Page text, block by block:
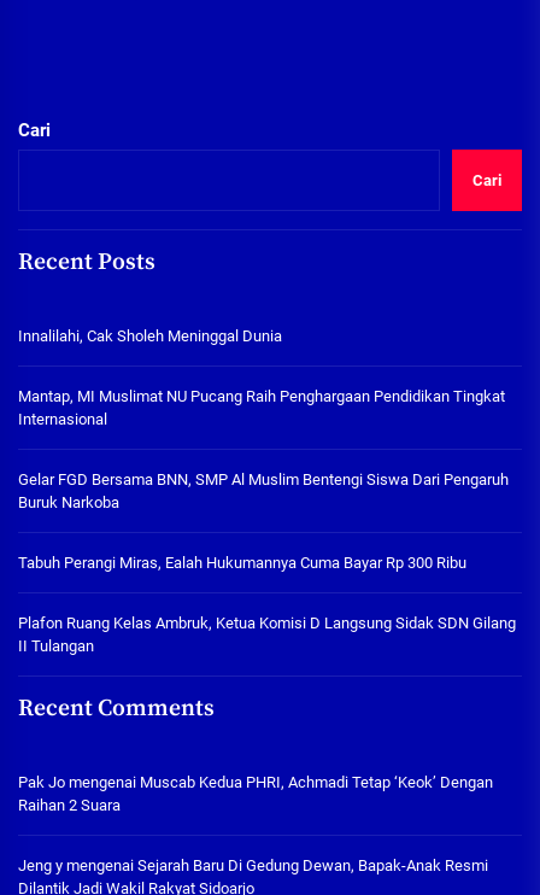
Cari
Cari
Recent Posts
Innalilahi, Cak Sholeh Meninggal Dunia
Mantap, MI Muslimat NU Pucang Raih Penghargaan Pendidikan Tingkat
Internasional
Gelar FGD Bersama BNN, SMP Al Muslim Bentengi Siswa Dari Pengaruh
Buruk Narkoba
Tabuh Perangi Miras, Ealah Hukumannya Cuma Bayar Rp 300 Ribu
Plafon Ruang Kelas Ambruk, Ketua Komisi D Langsung Sidak SDN Gilang
II Tulangan
Recent Comments
Pak Jo mengenai Muscab Kedua PHRI, Achmadi Tetap ‘Keok’ Dengan
Raihan 2 Suara
Jeng y mengenai Sejarah Baru Di Gedung Dewan, Bapak-Anak Resmi
Dilantik Jadi Wakil Rakyat Sidoarjo